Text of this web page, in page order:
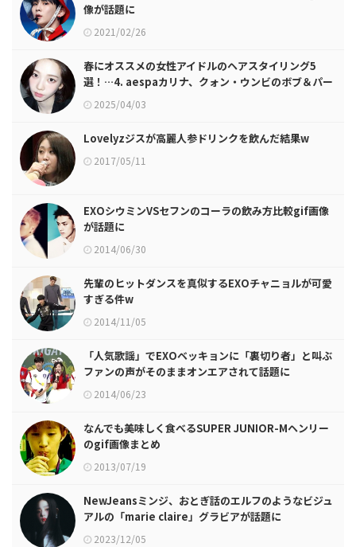
像が話題に
2021/02/26
春にオススメの女性アイドルのヘアスタイリング5
選！…4. aespaカリナ、クォン・ウンビのボブ＆パー
マ 2025/04/03
Lovelyzジスが高麗人参ドリンクを飲んだ結果w
2017/05/11
EXOシウミンVSセフンのコーラの飲み方比較gif画像
が話題に
2014/06/30
先輩のヒットダンスを真似するEXOチャニョルが可愛
すぎる件w
2014/11/05
「人気歌謡」でEXOベッキョンに「裏切り者」と叫ぶ
ファンの声がそのままオンエアされて話題に
2014/06/23
なんでも美味しく食べるSUPER JUNIOR-Mヘンリー
のgif画像まとめ
2013/07/19
NewJeansミンジ、おとぎ話のエルフのようなビジュ
アルの「marie claire」グラビアが話題に
2023/12/05